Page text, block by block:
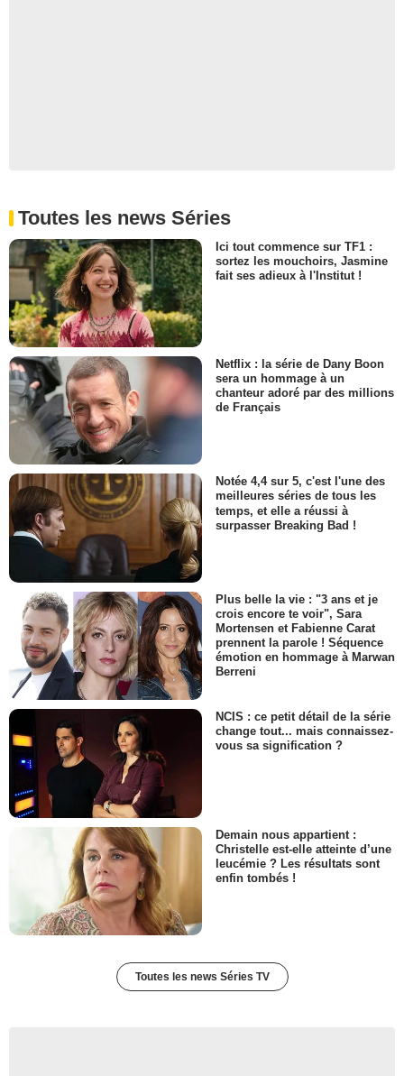
Toutes les news Séries
Ici tout commence sur TF1 :
sortez les mouchoirs, Jasmine
fait ses adieux à l'Institut !
Netflix : la série de Dany Boon
sera un hommage à un
chanteur adoré par des millions
de Français
Notée 4,4 sur 5, c'est l'une des
meilleures séries de tous les
temps, et elle a réussi à
surpasser Breaking Bad !
Plus belle la vie : "3 ans et je
crois encore te voir", Sara
Mortensen et Fabienne Carat
prennent la parole ! Séquence
émotion en hommage à Marwan
Berreni
NCIS : ce petit détail de la série
change tout... mais connaissez-
vous sa signification ?
Demain nous appartient :
Christelle est-elle atteinte d’une
leucémie ? Les résultats sont
enfin tombés !
Toutes les news Séries TV